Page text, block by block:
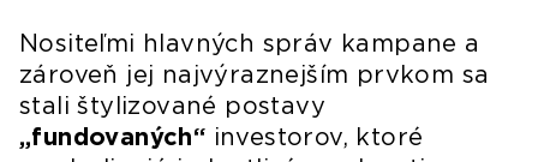
Nositeľmi hlavných správ kampane a
zároveň jej najvýraznejším prvkom sa
stali štylizované postavy
„fundovaných“ investorov, ktoré